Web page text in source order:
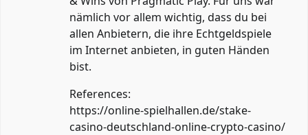
nämlich vor allem wichtig, dass du bei
allen Anbietern, die ihre Echtgeldspiele
im Internet anbieten, in guten Händen
bist.
References:
https://online-spielhallen.de/stake-
casino-deutschland-online-crypto-casino/